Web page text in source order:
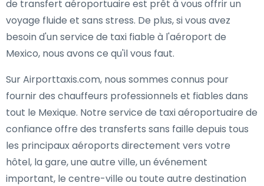
de transfert aéroportuaire est prêt à vous offrir un
voyage fluide et sans stress. De plus, si vous avez
besoin d'un service de taxi fiable à l'aéroport de
Mexico, nous avons ce qu'il vous faut.
Sur Airporttaxis.com, nous sommes connus pour
fournir des chauffeurs professionnels et fiables dans
tout le Mexique. Notre service de taxi aéroportuaire de
confiance offre des transferts sans faille depuis tous
les principaux aéroports directement vers votre
hôtel, la gare, une autre ville, un événement
important, le centre-ville ou toute autre destination